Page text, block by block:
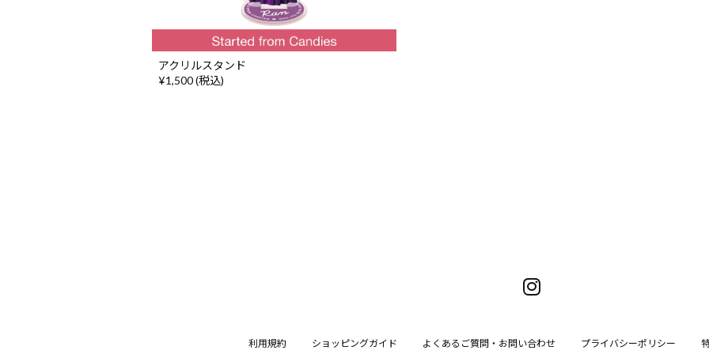
アクリルスタンド
¥1,500 (税込)
利用規約 ショッピングガイド よくあるご質問・お問い合わせ プライバシーポリシー